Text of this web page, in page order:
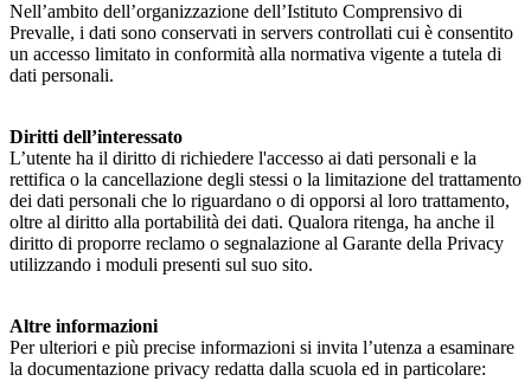
Nell’ambito dell’organizzazione dell’Istituto Comprensivo di
Prevalle, i dati sono conservati in servers controllati cui è consentito
un accesso limitato in conformità alla normativa vigente a tutela di
dati personali.
Diritti dell’interessato
L’utente ha il diritto di richiedere l'accesso ai dati personali e la
rettifica o la cancellazione degli stessi o la limitazione del trattamento
dei dati personali che lo riguardano o di opporsi al loro trattamento,
oltre al diritto alla portabilità dei dati. Qualora ritenga, ha anche il
diritto di proporre reclamo o segnalazione al Garante della Privacy
utilizzando i moduli presenti sul suo sito.
Altre informazioni
Per ulteriori e più precise informazioni si invita l’utenza a esaminare
la documentazione privacy redatta dalla scuola ed in particolare: